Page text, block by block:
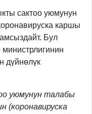
сактоо уюмунун
каршы
Бул
дүйнөлүк
уюмунун талабы
(коронавируска